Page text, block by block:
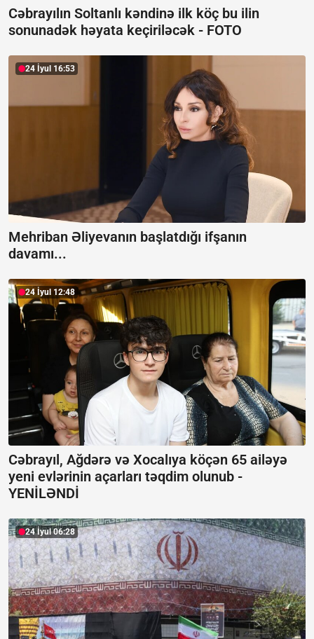
Cəbrayılın Soltanlı kəndinə ilk köç bu ilin
sonunadək həyata keçiriləcək - FOTO
24 İyul 16:53
Mehriban Əliyevanın başlatdığı ifşanın
davamı...
24 İyul 12:48
Cəbrayıl, Ağdərə və Xocalıya köçən 65 ailəyə
yeni evlərinin açarları təqdim olunub -
YENİLƏNDİ
24 İyul 06:28